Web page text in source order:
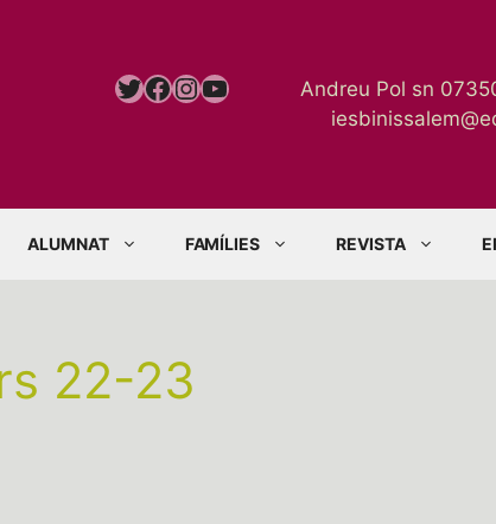
Twitter
Facebook
Instagram
YouTubeAndreu Pol sn
ALUMNAT FAMÍLIES REVISTA
22-23